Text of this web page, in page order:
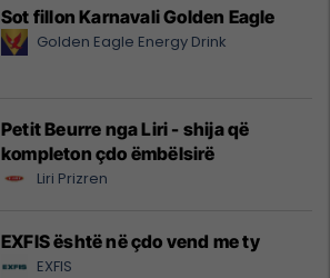
Sot fillon Karnavali Golden Eagle
Golden Eagle Energy Drink
Petit Beurre nga Liri - shija që
kompleton çdo ëmbëlsirë
Liri Prizren
EXFIS është në çdo vend me ty
EXFIS